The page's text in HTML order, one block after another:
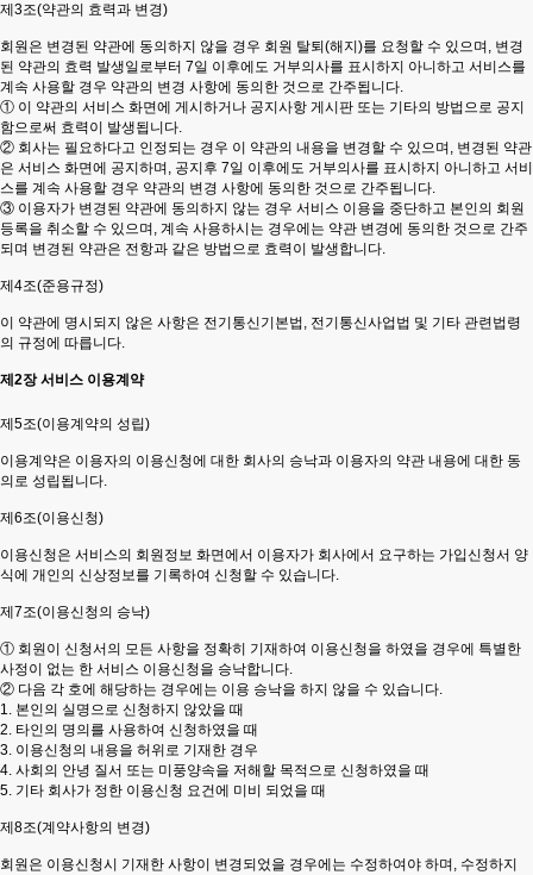
제3조(약관의 효력과 변경)
회원은 변경된 약관에 동의하지 않을 경우 회원 탈퇴(해지)를 요청할 수 있으며, 변경
된 약관의 효력 발생일로부터 7일 이후에도 거부의사를 표시하지 아니하고 서비스를
계속 사용할 경우 약관의 변경 사항에 동의한 것으로 간주됩니다.
① 이 약관의 서비스 화면에 게시하거나 공지사항 게시판 또는 기타의 방법으로 공지
함으로써 효력이 발생됩니다.
② 회사는 필요하다고 인정되는 경우 이 약관의 내용을 변경할 수 있으며, 변경된 약관
은 서비스 화면에 공지하며, 공지후 7일 이후에도 거부의사를 표시하지 아니하고 서비
스를 계속 사용할 경우 약관의 변경 사항에 동의한 것으로 간주됩니다.
③ 이용자가 변경된 약관에 동의하지 않는 경우 서비스 이용을 중단하고 본인의 회원
등록을 취소할 수 있으며, 계속 사용하시는 경우에는 약관 변경에 동의한 것으로 간주
되며 변경된 약관은 전항과 같은 방법으로 효력이 발생합니다.
제4조(준용규정)
이 약관에 명시되지 않은 사항은 전기통신기본법, 전기통신사업법 및 기타 관련법령
의 규정에 따릅니다.
제2장 서비스 이용계약
제5조(이용계약의 성립)
이용계약은 이용자의 이용신청에 대한 회사의 승낙과 이용자의 약관 내용에 대한 동
의로 성립됩니다.
제6조(이용신청)
이용신청은 서비스의 회원정보 화면에서 이용자가 회사에서 요구하는 가입신청서 양
식에 개인의 신상정보를 기록하여 신청할 수 있습니다.
제7조(이용신청의 승낙)
① 회원이 신청서의 모든 사항을 정확히 기재하여 이용신청을 하였을 경우에 특별한
사정이 없는 한 서비스 이용신청을 승낙합니다.
② 다음 각 호에 해당하는 경우에는 이용 승낙을 하지 않을 수 있습니다.
1. 본인의 실명으로 신청하지 않았을 때
2. 타인의 명의를 사용하여 신청하였을 때
3. 이용신청의 내용을 허위로 기재한 경우
4. 사회의 안녕 질서 또는 미풍양속을 저해할 목적으로 신청하였을 때
5. 기타 회사가 정한 이용신청 요건에 미비 되었을 때
제8조(계약사항의 변경)
회원은 이용신청시 기재한 사항이 변경되었을 경우에는 수정하여야 하며, 수정하지